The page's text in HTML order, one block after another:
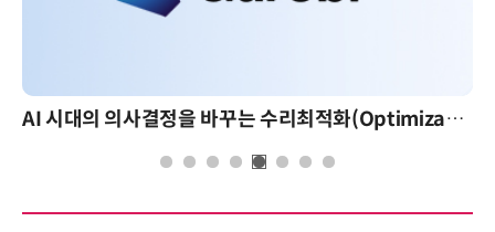
AI 시대의 의사결정을 바꾸는 수리최적화(Optimization): 실제 산업 적용 사례와 활용 전략 AI 핀옵스 실전 세미나: 폭증하는 AI 토